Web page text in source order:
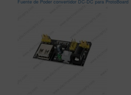
Fuente de Poder convertidor DC-DC para ProtoBoard